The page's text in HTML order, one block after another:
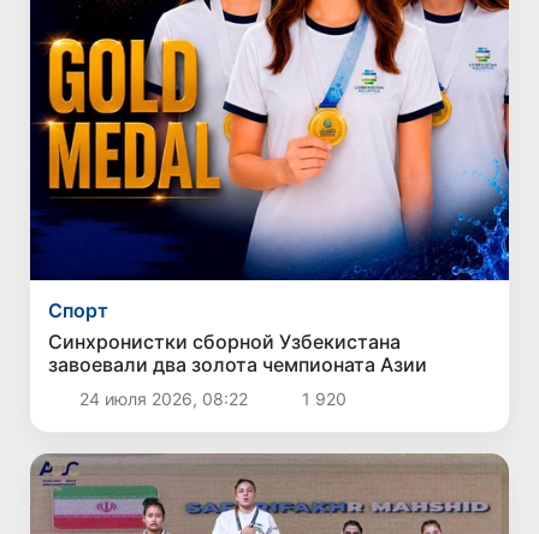
Спорт
Синхронистки сборной Узбекистана
завоевали два золота чемпионата Азии
24 июля 2026, 08:22 1 920